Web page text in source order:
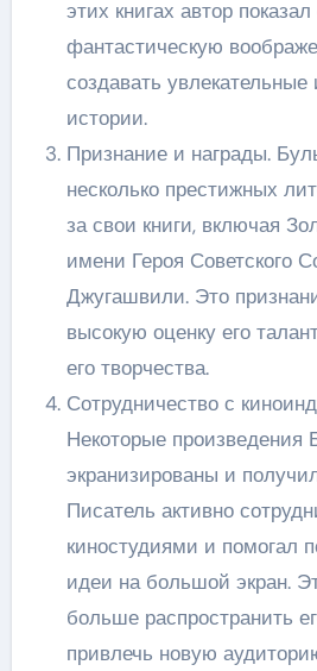
этих книгах автор
фантастическую
создавать
истории.
Признание и награды.
несколько престижных
за свои книги, включая
имени Героя Советского
Джугашвили. Это
высокую оценку его
его творчества.
Сотрудничество с
Некоторые
экранизированы и
Писатель активно
киностудиями и помогал
идеи на большой экран.
больше распространить
привлечь новую